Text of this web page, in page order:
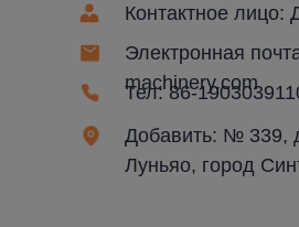
Контактное лицо:
Электронная
machinery.com
Тел: 86-
Добавить: № 339,
Луньяо, город